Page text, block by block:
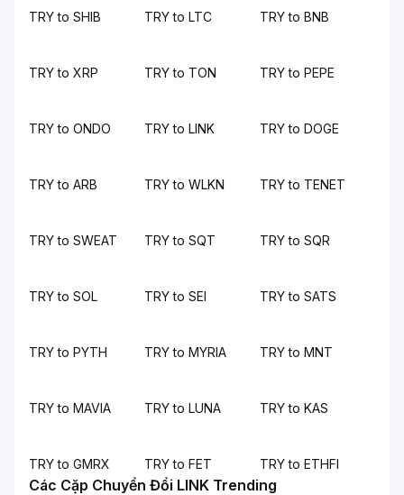
TRY to SHIB TRY to LTC TRY to BNB
TRY to XRP TRY to TON TRY to PEPE
TRY to ONDO TRY to LINK TRY to DOGE
TRY to ARB TRY to WLKN TRY to TENET
TRY to SWEAT TRY to SQT TRY to SQR
TRY to SOL TRY to SEI TRY to SATS
TRY to PYTH TRY to MYRIA TRY to MNT
TRY to MAVIA TRY to LUNA TRY to KAS
TRY to GMRX TRY to FET TRY to ETHFI
Các Cặp Chuyển Đổi LINK Trending